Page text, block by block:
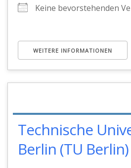
Keine bevorstehenden
WEITERE INFORMATIONEN
Technische
Berlin (TU Berlin)